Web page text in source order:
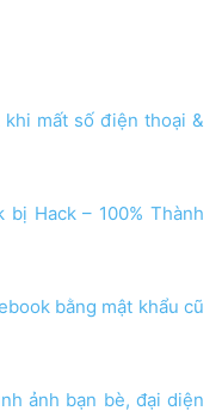
khi mất số điện thoại &
bị Hack – 100% Thành
bằng mật khẩu cũ
ảnh bạn bè, đại diện